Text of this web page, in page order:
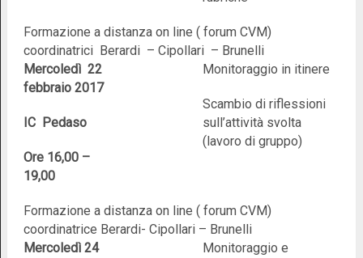
Formazione a distanza on line ( forum CVM)
coordinatrici Berardi – Cipollari – Brunelli
Mercoledì 22
febbraio 2017
IC Pedaso
Ore 16,00 –
19,00
Monitoraggio in itinere
Scambio di riflessioni
sull’attività svolta
(lavoro di gruppo)
Formazione a distanza on line ( forum CVM)
coordinatrice Berardi- Cipollari – Brunelli
Mercoledì 24
Monitoraggio e